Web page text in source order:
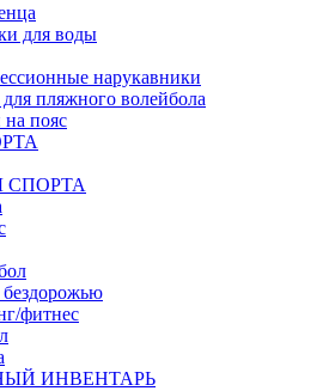
для воды
нарукавники
пляжного волейбола
пояс
СПОРТА
бездорожью
фитнес
ИНВЕНТАРЬ